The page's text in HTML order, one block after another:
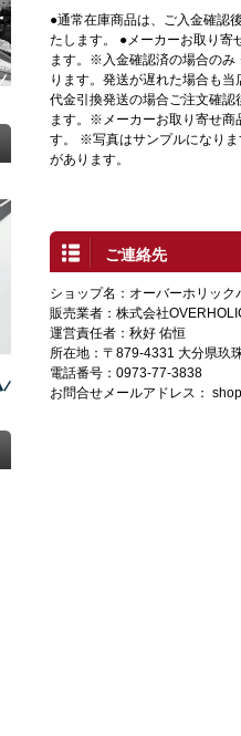
●通常在庫商品は、ご入金確認
たします。 ●メーカーお取り寄
ます。※入金確認済の場合の
ります。発送が遅れた場合も
代金引換発送の場合ご注文確
ます。※メーカーお取り寄せ商
す。 ※写真はサンプルになり
があります。
ご連絡先
ショップ名：オーバーホリック
販売業者：株式会社
運営責任者：秋好 佑恒
所在地：〒879-4331 大分県玖
電話番号：0973-77-3838
お問合せメールアドレス：